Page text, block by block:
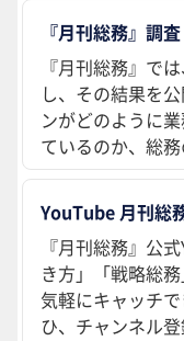
『月刊総務』調査
『月刊総務』で
し、その結果を
ンがどのように
ているのか、総
YouTube 月刊総
『月刊総務』公
き方」「戦略総
気軽にキャッチ
ひ、チャンネル